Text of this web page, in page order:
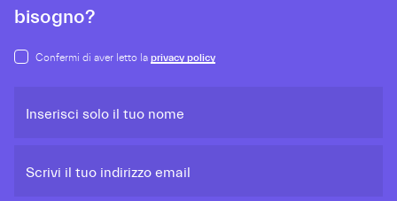
bisogno?
Confermi di aver letto la privacy policy
Inserisci solo il tuo nome
Scrivi il tuo indirizzo email